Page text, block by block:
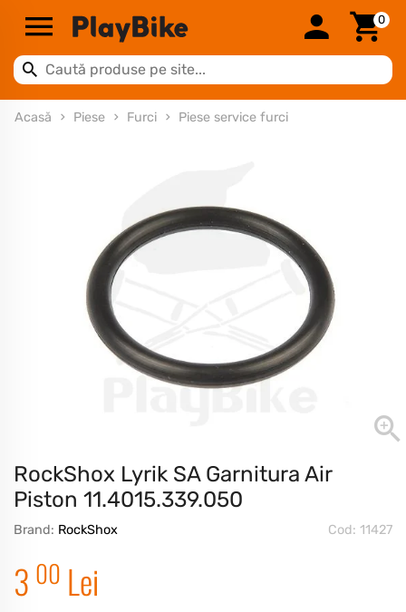
0
Acasă Piese Furci Piese service furci
RockShox Lyrik SA Garnitura Air
Piston 11.4015.339.050
Brand: RockShox Cod: 11427
3 00 Lei